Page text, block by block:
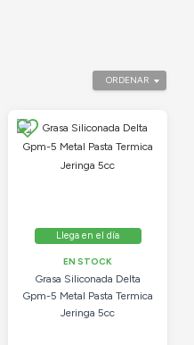
ORDENAR
Llega en el día
EN STOCK
Grasa Siliconada Delta
Gpm-5 Metal Pasta Termica
Jeringa 5cc